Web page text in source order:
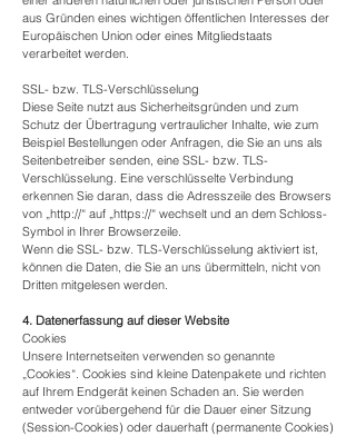
aus Gründen eines wichtigen öffentlichen Interesses der
Europäischen Union oder eines Mitgliedstaats
verarbeitet werden.
SSL- bzw. TLS-Verschlüsselung
Diese Seite nutzt aus Sicherheitsgründen und zum
Schutz der Übertragung vertraulicher Inhalte, wie zum
Beispiel Bestellungen oder Anfragen, die Sie an uns als
Seitenbetreiber senden, eine SSL- bzw. TLS-
Verschlüsselung. Eine verschlüsselte Verbindung
erkennen Sie daran, dass die Adresszeile des Browsers
von „http://“ auf „https://“ wechselt und an dem Schloss-
Symbol in Ihrer Browserzeile.
Wenn die SSL- bzw. TLS-Verschlüsselung aktiviert ist,
können die Daten, die Sie an uns übermitteln, nicht von
Dritten mitgelesen werden.
4. Datenerfassung auf dieser Website
Cookies
Unsere Internetseiten verwenden so genannte
„Cookies“. Cookies sind kleine Datenpakete und richten
auf Ihrem Endgerät keinen Schaden an. Sie werden
entweder vorübergehend für die Dauer einer Sitzung
(Session-Cookies) oder dauerhaft (permanente Cookies)